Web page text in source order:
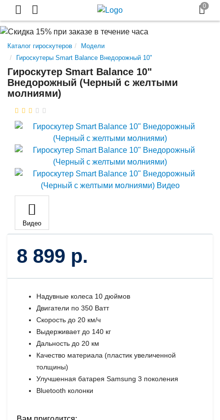
Каталог гироскутеров
Модели
Гироскутеры Smart Balance Внедорожный 10"
Гироскутер Smart Balance 10"
Внедорожный (Черный с желтыми
молниями)
Видео
8 899 р.
Надувные колеса 10 дюймов
Двигатели по 350 Ватт
Скорость до 20 км/ч
Выдерживает до 140 кг
Дальность до 20 км
Качество материала (пластик увеличенной
толщины)
Улучшенная батарея Samsung 3 поколения
Bluetooth колонки